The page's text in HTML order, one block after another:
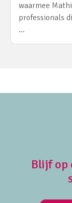
waarmee
professionals
…
Blijf op